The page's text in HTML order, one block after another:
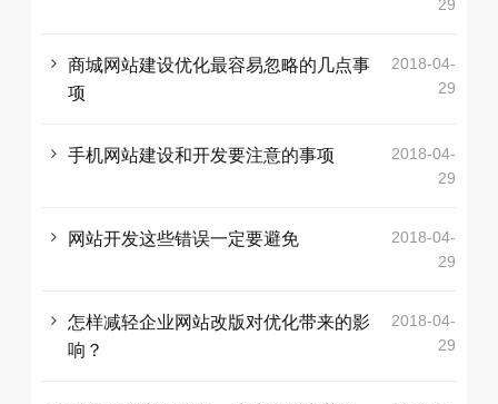
29
商城网站建设优化最容易忽略的几点事
项
2018-04-
29
手机网站建设和开发要注意的事项
2018-04-
29
网站开发这些错误一定要避免
2018-04-
29
怎样减轻企业网站改版对优化带来的影
响？
2018-04-
29